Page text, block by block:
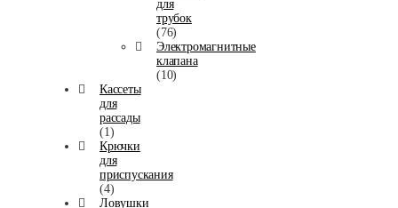
для
трубок
(76)
Электромагнитные
клапана
(10)
Кассеты
для
рассады
(1)
Крючки
для
приспускания
(4)
Ловушки